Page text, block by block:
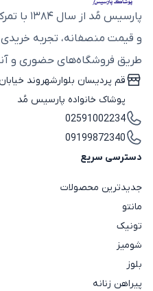
پارسیس مُد از سال ۱۳۸۴ با تمرکز بر تولید
و قیمت منصفانه، تجربه خریدی
طریق فروشگاه‌های حضوری و
قم پردیسان بلوارشهروند
پوشاک خانواده پارسیس مُد
02591002234
09199872340
دسترسی سریع
جدیدترین محصولات
مانتو
تونیک
شومیز
بلوز
پیراهن زنانه